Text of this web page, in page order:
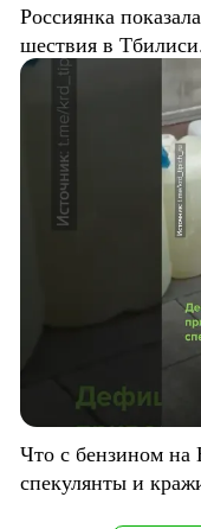
Россиянка
шествия в Тбилиси.
Что с бензином
спекулянты и